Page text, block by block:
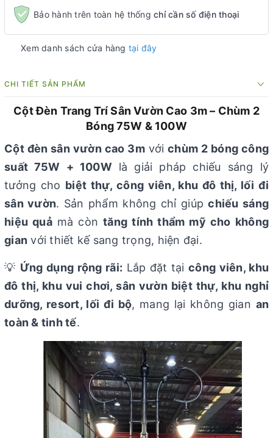
Bảo hành trên toàn hệ thống chỉ cần số điện thoại
Xem danh sách cửa hàng tại đây
CHI TIẾT SẢN PHẨM
Cột Đèn Trang Trí Sân Vườn Cao 3m – Chùm 2
Bóng 75W & 100W
Cột đèn sân vườn cao 3mvớichùm 2 bóng công
suất 75W + 100Wlà giải pháp chiếu sáng lý
tưởng cho biệt thự, công viên, khu đô thị, lối đi
sân vườn. Sản phẩm không chỉ giúpchiếu sáng
hiệu quảmà còntăng tính thẩm mỹ cho không
gian với thiết kế sang trọng, hiện đại.
💡 Ứng dụng rộng rãi: Lắp đặt tạicông viên, khu
đô thị, khu vui chơi, sân vườn biệt thự, khu nghỉ
dưỡng, resort, lối đi bộ, mang lại không gian an
toàn & tinh tế.